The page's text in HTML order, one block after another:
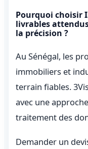
Pourquoi choisir
livrables
la précision ?
Au Sénégal, les
immobiliers et
terrain fiables.
avec une
traitement des
Demander un